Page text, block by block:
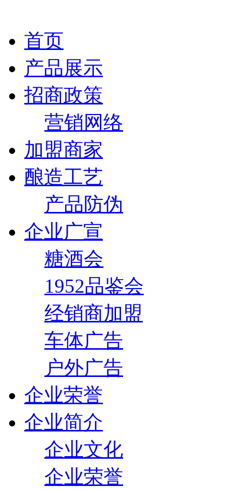
首页
产品展示
招商政策
营销网络
加盟商家
酿造工艺
产品防伪
企业广宣
糖酒会
1952品鉴会
经销商加盟
车体广告
户外广告
企业荣誉
企业简介
企业文化
企业荣誉